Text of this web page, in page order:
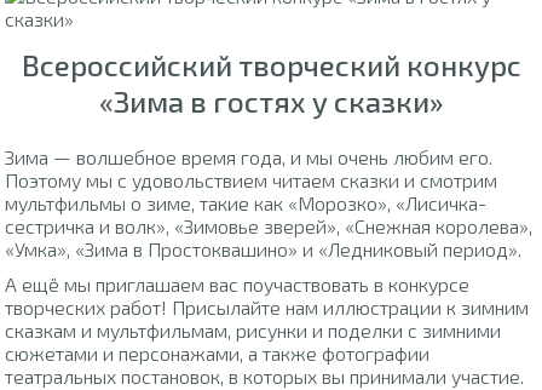
Всероссийский творческий конкурс
«Зима в гостях у сказки»
Зима — волшебное время года, и мы очень любим его.
Поэтому мы с удовольствием читаем сказки и смотрим
мультфильмы о зиме, такие как «Морозко», «Лисичка-
сестричка и волк», «Зимовье зверей», «Снежная королева»,
«Умка», «Зима в Простоквашино» и «Ледниковый период».
А ещё мы приглашаем вас поучаствовать в конкурсе
творческих работ! Присылайте нам иллюстрации к зимним
сказкам и мультфильмам, рисунки и поделки с зимними
сюжетами и персонажами, а также фотографии
театральных постановок, в которых вы принимали участие.